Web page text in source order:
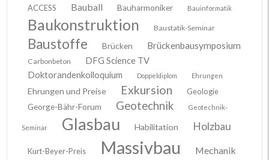
ACCESS Bauball Bauharmoniker Bauinformatik
Baukonstruktion Baustatik-Seminar
Baustoffe Brücken Brückenbausymposium
Carbonbeton
DFG Science TV
Doktorandenkolloquium
Doppeldiplom Ehrungen
Ehrungen und Preise Exkursion
Geologie
George-Bähr-Forum
Geotechnik Geotechnik-
Seminar Glasbau Habilitation Holzbau
Kurt-Beyer-Preis Massivbau Mechanik